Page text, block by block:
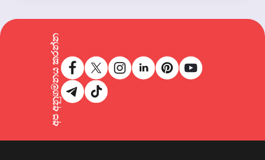
අප අනුගමනය කරන්න